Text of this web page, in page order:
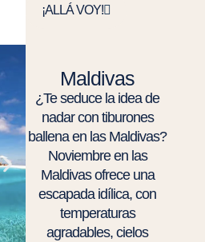
¡ALLÁ VOY!
Maldivas
¿Te seduce la idea de
nadar con tiburones
ballena en las Maldivas?
Noviembre en las
Maldivas ofrece una
escapada idílica, con
temperaturas
agradables, cielos